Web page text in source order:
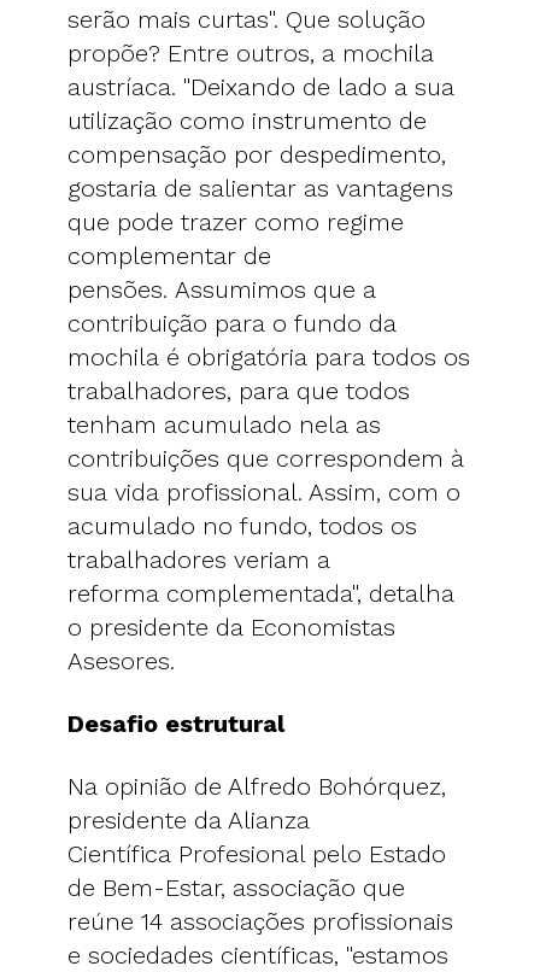
serão mais curtas". Que solução
propõe? Entre outros, a mochila
austríaca. "Deixando de lado a sua
utilização como instrumento de
compensação por despedimento,
gostaria de salientar as vantagens
que pode trazer como regime
complementar de
pensões. Assumimos que a
contribuição para o fundo da
mochila é obrigatória para todos os
trabalhadores, para que todos
tenham acumulado nela as
contribuições que correspondem à
sua vida profissional. Assim, com o
acumulado no fundo, todos os
trabalhadores veriam a
reforma complementada", detalha
o presidente da Economistas
Asesores.
Desafio estrutural
Na opinião de Alfredo Bohórquez,
presidente da Alianza
Científica Profesional pelo Estado
de Bem-Estar, associação que
reúne 14 associações profissionais
e sociedades científicas, "estamos